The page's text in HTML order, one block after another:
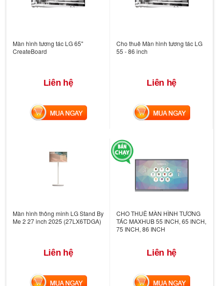
Màn hình tương tác LG 65"
CreateBoard
Liên hệ
MUA NGAY
Cho thuê Màn hình tương tác LG
55 - 86 inch
Liên hệ
MUA NGAY
Màn hình thông minh LG Stand By
Me 2 27 inch 2025 (27LX6TDGA)
Liên hệ
MUA NGAY
CHO THUÊ MÀN HÌNH TƯƠNG
TÁC MAXHUB 55 INCH, 65 INCH,
75 INCH, 86 INCH
Liên hệ
MUA NGAY